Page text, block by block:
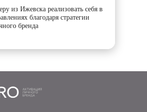
из Ижевска реализовать себя в
благодаря стратегии
бренда